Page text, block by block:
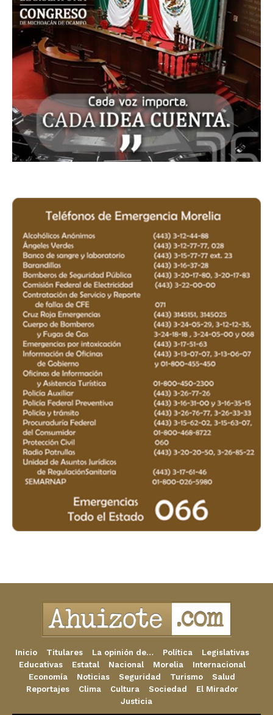
Inicio Titulares La opinión de… Política
Legislativas
Educativas
Estatal Nacional Morelia
Internacional
Economía
Noticias Seguridad Turismo
Salud
Reportajes
Clima Cultura Sociedad
El Mirador
Justicia